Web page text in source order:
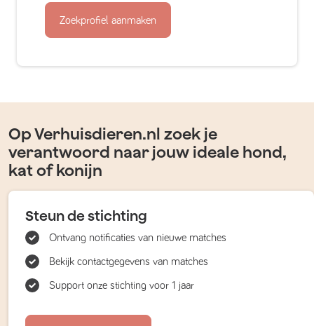
Zoekprofiel aanmaken
Op Verhuisdieren.nl zoek je
verantwoord naar jouw ideale hond,
kat of konijn
Steun de stichting
Ontvang notificaties van nieuwe matches
Bekijk contactgegevens van matches
Support onze stichting voor 1 jaar